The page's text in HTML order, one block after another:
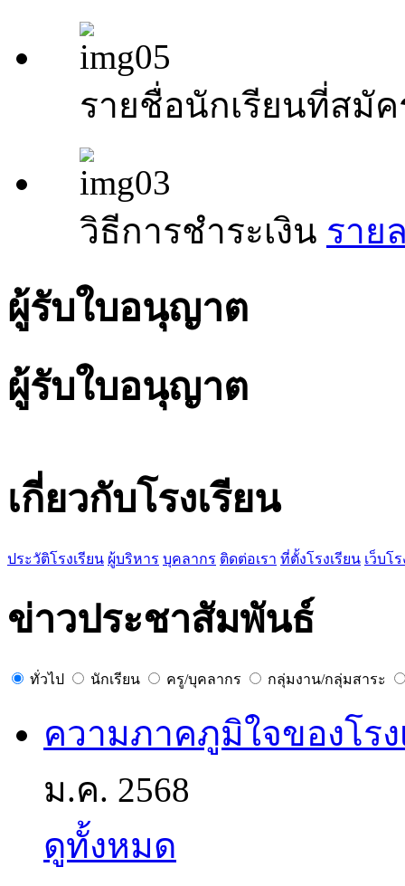
รายชื่อนักเรียนที่สมัค
วิธีการชำระเงิน ราย
ผู้รับใบอนุญาต
ผู้รับใบอนุญาต
เกี่ยวกับโรงเรียน
ประวัติโรงเรียน ผู้บริหาร บุคลากร ติดต่อเรา ที่ตั้งโรงเรียน เว็บโ
ข่าวประชาสัมพันธ์
ทั่วไป นักเรียน ครู/บุคลากร กลุ่มงาน/กลุ่มสาระ
ความภาคภูมิใจของโ
ม.ค. 2568
ดูทั้งหมด